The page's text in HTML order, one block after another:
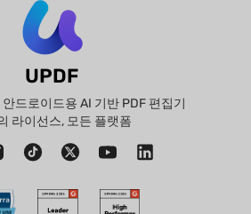
UPDF
안드로이드용 AI 기반 PDF 편집기
라이선스, 모든 플랫폼